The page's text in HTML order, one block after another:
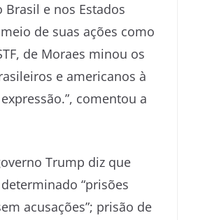
Brasil e nos Estados
de suas ações como
de Moraes minou os
e americanos à
comentou a
Trump diz que
“prisões
acusações”; prisão de